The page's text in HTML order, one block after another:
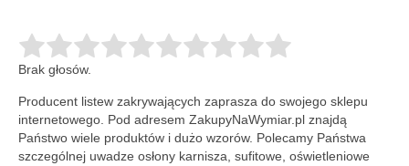
Brak głosów.
Producent listew zakrywających zaprasza do swojego sklepu
internetowego. Pod adresem ZakupyNaWymiar.pl znajdą
Państwo wiele produktów i dużo wzorów. Polecamy Państwa
szczególnej uwadze osłony karnisza, sufitowe, oświetleniowe